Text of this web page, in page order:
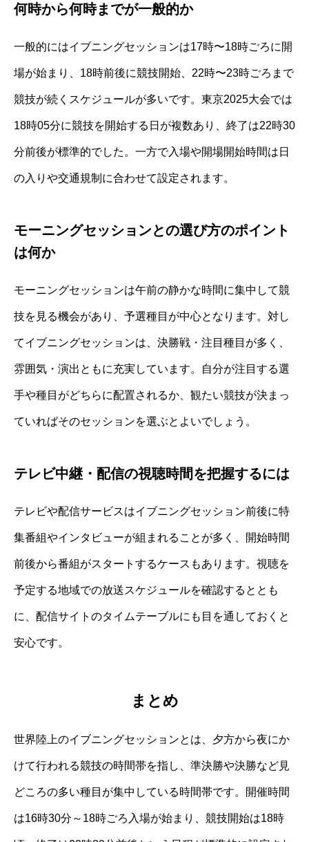
何時から何時までが一般的か
一般的にはイブニングセッションは17時〜18時ごろに開
場が始まり、18時前後に競技開始、22時〜23時ごろまで
競技が続くスケジュールが多いです。東京2025大会では
18時05分に競技を開始する日が複数あり、終了は22時30
分前後が標準的でした。一方で入場や開場開始時間は日
の入りや交通規制に合わせて設定されます。
モーニングセッションとの選び方のポイント
は何か
モーニングセッションは午前の静かな時間に集中して競
技を見る機会があり、予選種目が中心となります。対し
てイブニングセッションは、決勝戦・注目種目が多く、
雰囲気・演出ともに充実しています。自分が注目する選
手や種目がどちらに配置されるか、観たい競技が決まっ
ていればそのセッションを選ぶとよいでしょう。
テレビ中継・配信の視聴時間を把握するには
テレビや配信サービスはイブニングセッション前後に特
集番組やインタビューが組まれることが多く、開始時間
前後から番組がスタートするケースもあります。視聴を
予定する地域での放送スケジュールを確認するととも
に、配信サイトのタイムテーブルにも目を通しておくと
安心です。
まとめ
世界陸上のイブニングセッションとは、夕方から夜にか
けて行われる競技の時間帯を指し、準決勝や決勝など見
どころの多い種目が集中している時間帯です。開催時間
は16時30分～18時ごろ入場が始まり、競技開始は18時